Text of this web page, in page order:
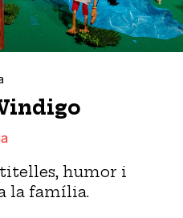
humor i
la família.